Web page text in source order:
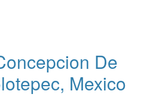
De
Mexico